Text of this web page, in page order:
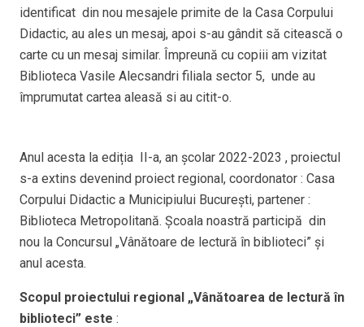
identificat din nou mesajele primite de la Casa Corpului
Didactic, au ales un mesaj, apoi s-au gândit să citească o
carte cu un mesaj similar. Împreună cu copiii am vizitat
Biblioteca Vasile Alecsandri filiala sector 5, unde au
împrumutat cartea aleasă si au citit-o.
Anul acesta la ediția II-a, an școlar 2022-2023 , proiectul
s-a extins devenind proiect regional, coordonator : Casa
Corpului Didactic a Municipiului București, partener :
Biblioteca Metropolitană. Școala noastră participă din
nou la Concursul „Vânătoare de lectură în biblioteci” și
anul acesta.
Scopul proiectului regional „Vânătoarea de lectură în
biblioteci” este :